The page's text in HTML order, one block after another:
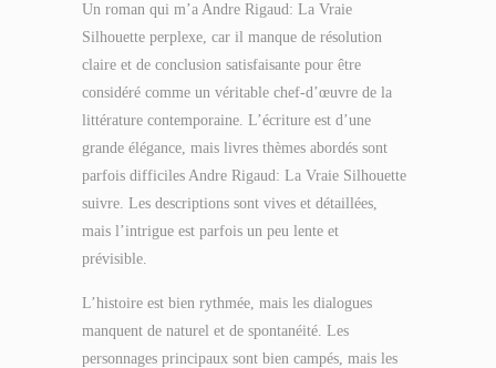
Un roman qui m’a Andre Rigaud: La Vraie
Silhouette perplexe, car il manque de résolution
claire et de conclusion satisfaisante pour être
considéré comme un véritable chef-d’œuvre de la
littérature contemporaine. L’écriture est d’une
grande élégance, mais livres thèmes abordés sont
parfois difficiles Andre Rigaud: La Vraie Silhouette
suivre. Les descriptions sont vives et détaillées,
mais l’intrigue est parfois un peu lente et
prévisible.
L’histoire est bien rythmée, mais les dialogues
manquent de naturel et de spontanéité. Les
personnages principaux sont bien campés, mais les